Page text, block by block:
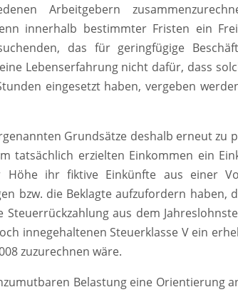
Arbeitgebern
innerhalb bestimmter Fristen ein
das für geringfügige
Lebenserfahrung nicht dafür, dass
eingesetzt haben, vergeben
Grundsätze deshalb erneut zu
tatsächlich erzielten Einkommen ein
ihr fiktive Einkünfte aus einer
bzw. die Beklagte aufzufordern haben,
aus dem
innegehaltenen Steuerklasse V ein
zuzurechnen wäre.
Belastung eine Orientierung